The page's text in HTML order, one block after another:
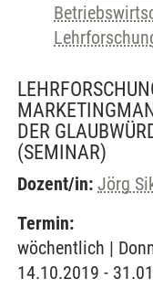
DER
(SEMINAR)
Dozent/in: Jörg
Termin:
wöchentlich |
14.10.2019 -